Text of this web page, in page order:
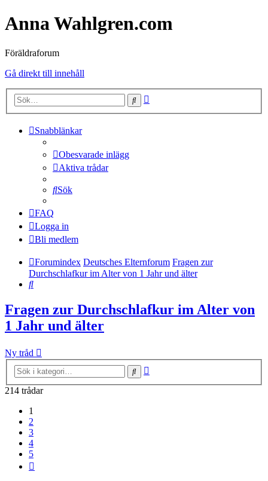
Anna Wahlgren.com
Föräldraforum
Gå direkt till innehåll
Sök
Snabblänkar
Obesvarade inlägg
Aktiva trådar
Sök
FAQ
Logga in
Bli medlem
Forumindex Deutsches Elternforum Fragen zur
Durchschlafkur im Alter von 1 Jahr und älter
Sök
Fragen zur Durchschlafkur im Alter von
1 Jahr und älter
Ny tråd
Sök
214 trådar
1
2
3
4
5